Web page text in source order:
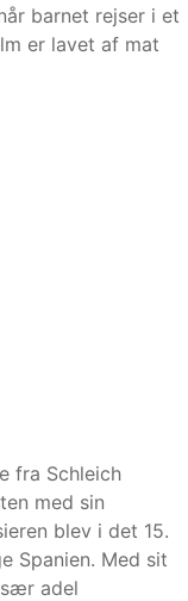
barnet rejser i et
er lavet af mat
fra Schleich
med sin
blev i det 15.
Spanien. Med sit
adel